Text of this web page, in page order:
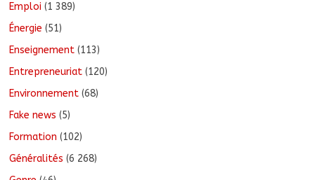
Emploi (1 389)
Énergie (51)
Enseignement (113)
Entrepreneuriat (120)
Environnement (68)
Fake news (5)
Formation (102)
Généralités (6 268)